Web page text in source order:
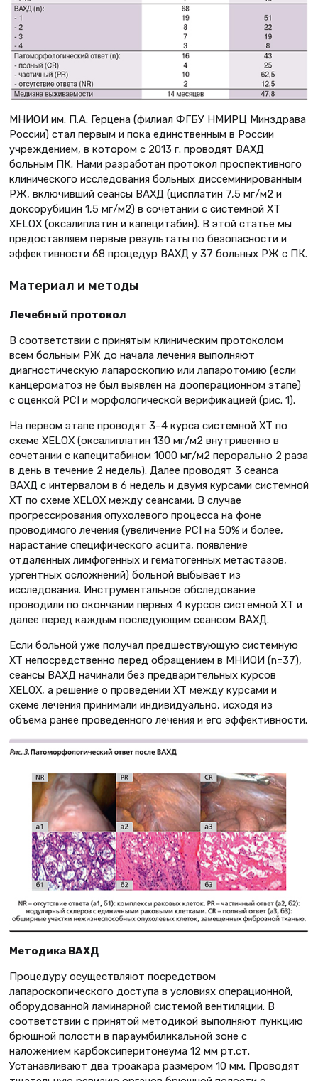
МНИОИ им. П.А. Герцена (филиал ФГБУ НМИРЦ Минздрава
России) стал первым и пока единственным в России
учреждением, в котором с 2013 г. проводят ВАХД
больным ПК. Нами разработан протокол проспективного
клинического исследования больных диссеминированным
РЖ, включивший сеансы ВАХД (цисплатин 7,5 мг/м2 и
доксорубицин 1,5 мг/м2) в сочетании с системной ХТ
XELOX (оксалиплатин и капецитабин). В этой статье мы
предоставляем первые результаты по безопасности и
эффективности 68 процедур ВАХД у 37 больных РЖ с ПК.
Материал и методы
Лечебный протокол
В соответствии с принятым клиническим протоколом
всем больным РЖ до начала лечения выполняют
диагностическую лапароскопию или лапаротомию (если
канцероматоз не был выявлен на дооперационном этапе)
с оценкой PCI и морфологической верификацией (рис. 1).
На первом этапе проводят 3–4 курса системной ХТ по
схеме XELOX (оксалиплатин 130 мг/м2 внутривенно в
сочетании с капецитабином 1000 мг/м2 перорально 2 раза
в день в течение 2 недель). Далее проводят 3 сеанса
ВАХД с интервалом в 6 недель и двумя курсами системной
ХТ по схеме XELOX между сеансами. В случае
прогрессирования опухолевого процесса на фоне
проводимого лечения (увеличение PCI на 50% и более,
нарастание специфического асцита, появление
отдаленных лимфогенных и гематогенных метастазов,
ургентных осложнений) больной выбывает из
исследования. Инструментальное обследование
проводили по окончании первых 4 курсов системной ХТ и
далее перед каждым последующим сеансом ВАХД.
Если больной уже получал предшествующую системную
ХТ непосредственно перед обращением в МНИОИ (n=37),
сеансы ВАХД начинали без предварительных курсов
XELOX, а решение о проведении ХТ между курсами и
схеме лечения принимали индивидуально, исходя из
объема ранее проведенного лечения и его эффективности.
Методика ВАХД
Процедуру осуществляют посредством
лапароскопического доступа в условиях операционной,
оборудованной ламинарной системой вентиляции. В
соответствии с принятой методикой выполняют пункцию
брюшной полости в параумбиликальной зоне с
наложением карбоксиперитонеума 12 мм рт.ст.
Устанавливают два троакара размером 10 мм. Проводят